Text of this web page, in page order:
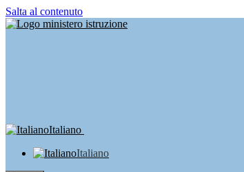
Salta al contenuto
Italiano
Italiano